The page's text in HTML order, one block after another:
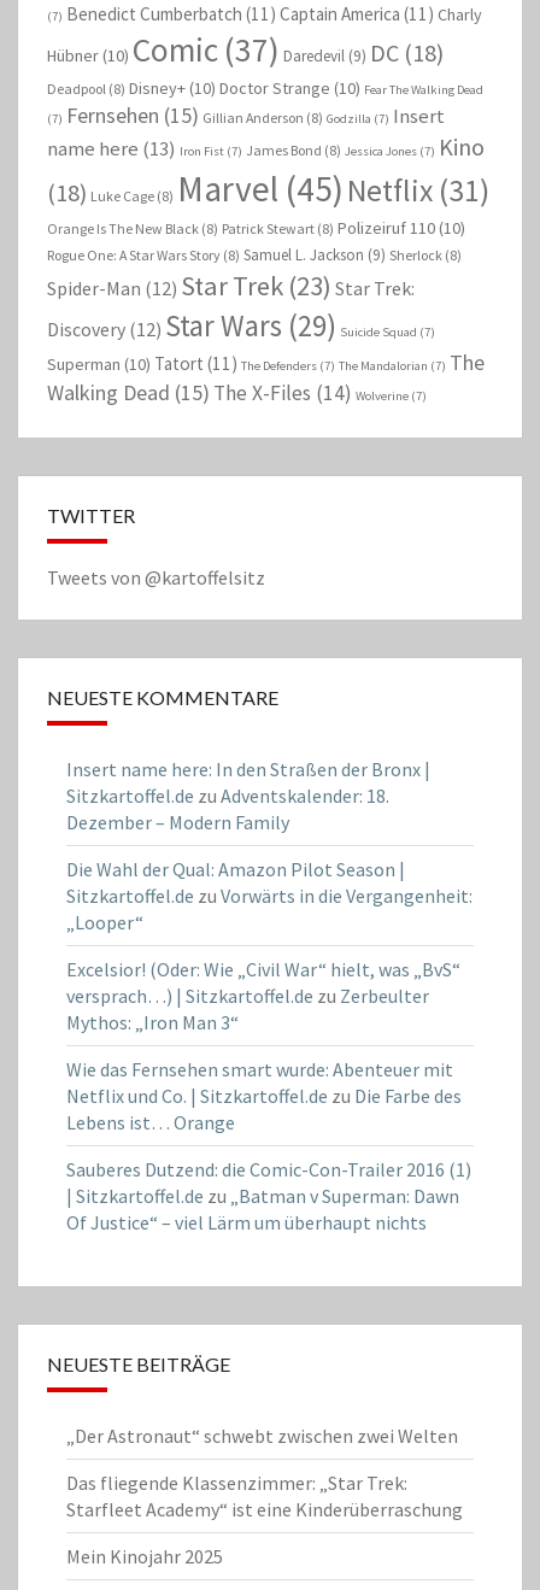
(7) Benedict Cumberbatch (11) Captain America (11) Charly
Hübner (10) Comic (37) Daredevil (9) DC (18)
Deadpool (8) Disney+ (10) Doctor Strange (10) Fear The Walking Dead
(7) Fernsehen (15) Gillian Anderson (8) Godzilla (7) Insert
name here (13) Iron Fist (7) James Bond (8) Jessica Jones (7) Kino
(18) Luke Cage (8) Marvel (45) Netflix (31)
Orange Is The New Black (8) Patrick Stewart (8) Polizeiruf 110 (10)
Rogue One: A Star Wars Story (8) Samuel L. Jackson (9) Sherlock (8)
Spider-Man (12) Star Trek (23) Star Trek:
Discovery (12) Star Wars (29) Suicide Squad (7)
Superman (10) Tatort (11) The Defenders (7) The Mandalorian (7) The
Walking Dead (15) The X-Files (14) Wolverine (7)
TWITTER
Tweets von @kartoffelsitz
NEUESTE KOMMENTARE
Insert name here: In den Straßen der Bronx |
Sitzkartoffel.de zu Adventskalender: 18.
Dezember – Modern Family
Die Wahl der Qual: Amazon Pilot Season |
Sitzkartoffel.de zu Vorwärts in die Vergangenheit:
„Looper“
Excelsior! (Oder: Wie „Civil War“ hielt, was „BvS“
versprach…) | Sitzkartoffel.de zu Zerbeulter
Mythos: „Iron Man 3“
Wie das Fernsehen smart wurde: Abenteuer mit
Netflix und Co. | Sitzkartoffel.de zu Die Farbe des
Lebens ist… Orange
Sauberes Dutzend: die Comic-Con-Trailer 2016 (1)
| Sitzkartoffel.de zu „Batman v Superman: Dawn
Of Justice“ – viel Lärm um überhaupt nichts
NEUESTE BEITRÄGE
„Der Astronaut“ schwebt zwischen zwei Welten
Das fliegende Klassenzimmer: „Star Trek:
Starfleet Academy“ ist eine Kinderüberraschung
Mein Kinojahr 2025